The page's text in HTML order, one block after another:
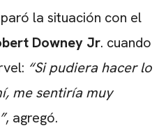
la situación con el
Downey Jr. cuando
“Si pudiera hacer lo
me sentiría muy
, agregó.